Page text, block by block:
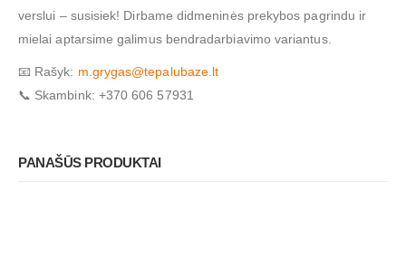
verslui – susisiek! Dirbame didmeninės prekybos pagrindu ir
mielai aptarsime galimus bendradarbiavimo variantus.
📧 Rašyk: m.grygas@tepalubaze.lt
📞 Skambink: +370 606 57931
PANAŠŪS PRODUKTAI